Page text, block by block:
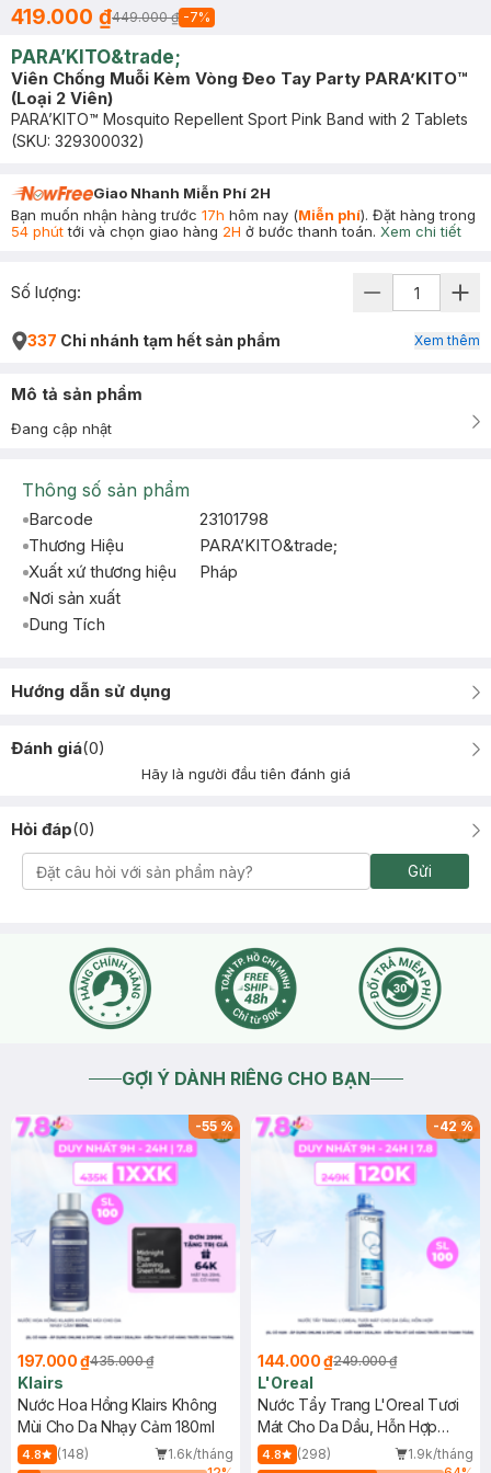
419.000 ₫449.000 ₫ -7%
PARA’KITO&trade;
Viên Chống Muỗi Kèm Vòng Đeo Tay Party PARA’KITO™
(Loại 2 Viên)
PARA’KITO™ Mosquito Repellent Sport Pink Band with 2 Tablets
(SKU: 329300032)
Giao Nhanh Miễn Phí 2H
Bạn muốn nhận hàng trước 17h hôm nay (Miễn phí). Đặt hàng trong
54 phúttới và chọn giao hàng 2H ở bước thanh toán. Xem chi tiết
Số lượng:
337 Chi nhánh tạm hết sản phẩm Xem thêm
Mô tả sản phẩm
Đang cập nhật
Thông số sản phẩm
Barcode
23101798
Thương Hiệu
PARA’KITO&trade;
Xuất xứ thương hiệu
Pháp
Nơi sản xuất
Dung Tích
Hướng dẫn sử dụng
Đánh giá(0)
Hãy là người đầu tiên đánh giá
Hỏi đáp(0)
Gửi
GỢI Ý DÀNH RIÊNG CHO BẠN
-55%
197.000 ₫435.000 ₫
Klairs
Nước Hoa Hồng Klairs Không
Mùi Cho Da Nhạy Cảm 180ml
4.8 (148)
1.6k/tháng
-42%
144.000 ₫249.000 ₫
L'Oreal
Nước Tẩy Trang L'Oreal Tươi
Mát Cho Da Dầu, Hỗn Hợp
400ml
4.8 (298)
1.9k/tháng